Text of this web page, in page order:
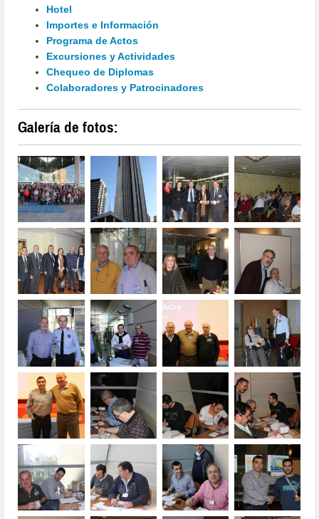
Hotel
Importes e Información
Programa de Actos
Excursiones y Actividades
Chequeo de Diplomas
Colaboradores y Patrocinadores
Galería de fotos: